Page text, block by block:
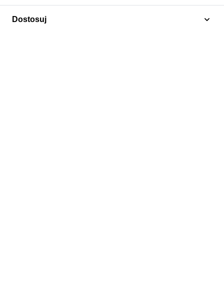
Zamki i pałace
Generalne Gubernatorstwo / GG 1941 Mi 63 Fi 63
Czyste **
Dostosuj